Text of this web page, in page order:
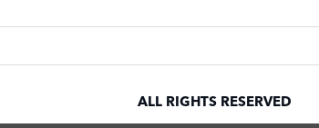
ALL RIGHTS RESERVED